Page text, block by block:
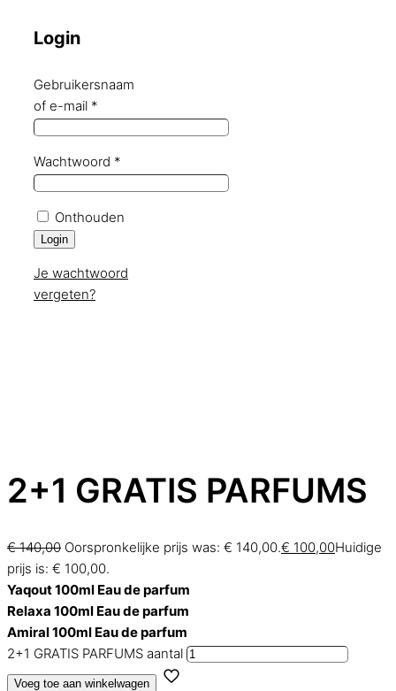
Login
Gebruikersnaam
of e-mail *
Wachtwoord *
Onthouden
Login
Je wachtwoord
vergeten?
2+1 GRATIS PARFUMS
€140,00 Oorspronkelijke prijs was: € 140,00.€ 100,00Huidige
prijs is: € 100,00.
Yaqout 100ml Eau de parfum
Relaxa 100ml Eau de parfum
Amiral 100ml Eau de parfum
2+1 GRATIS PARFUMS aantal
Voeg toe aan winkelwagen